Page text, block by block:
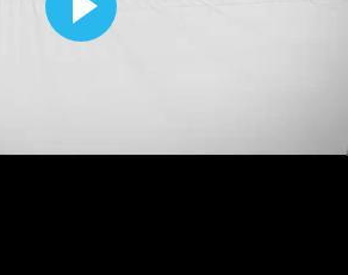
dayanacaqdan